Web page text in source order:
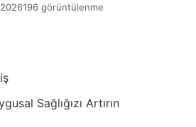
196 görüntülenme
Sağlığızı Artırın